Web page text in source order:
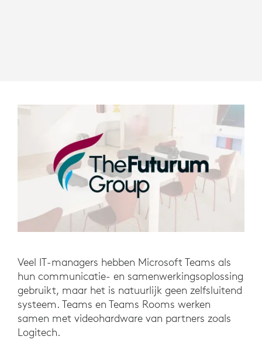
Veel IT-managers hebben Microsoft Teams als
hun communicatie- en samenwerkingsoplossing
gebruikt, maar het is natuurlijk geen zelfsluitend
systeem. Teams en Teams Rooms werken
samen met videohardware van partners zoals
Logitech.